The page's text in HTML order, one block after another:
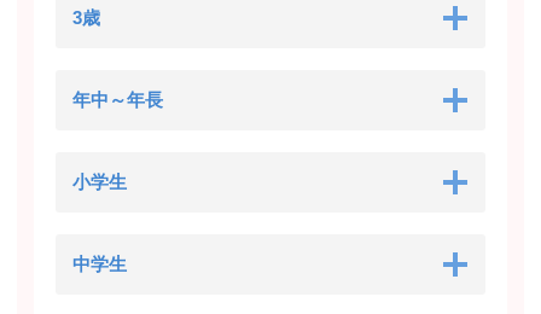
3歳
年中～年長
小学生
中学生